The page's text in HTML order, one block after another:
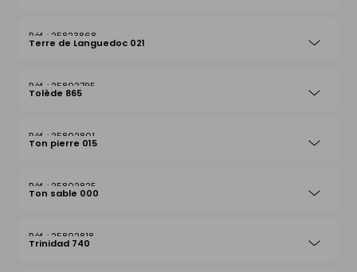
25823868
Terre de Languedoc 021
25802795
Tolède 865
25802801
Ton pierre 015
25802825
Ton sable 000
25802818
Trinidad 740